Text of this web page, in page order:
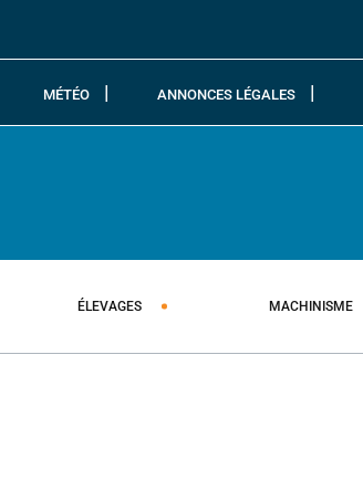
MÉTÉO ANNONCES LÉGALES
ÉLEVAGES MACHINISME